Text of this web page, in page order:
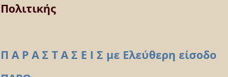
Πολιτικής
Π Α Ρ Α Σ Τ Α Σ Ε Ι Σ με Ελεύθερη είσοδο